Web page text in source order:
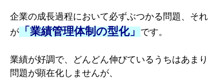
企業の成長過程において必ずぶつかる問題、それ
が「業績管理体制の型化」です。
業績が好調で、どんどん伸びているうちはあまり
問題が顕在化しませんが、